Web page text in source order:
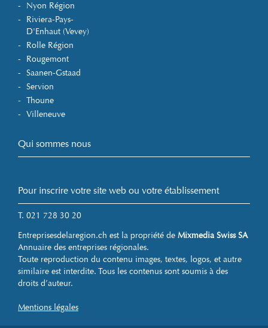
Nyon Région
Riviera-Pays-
D'Enhaut (Vevey)
Rolle Région
Rougemont
Saanen-Gstaad
Servion
Thoune
Villeneuve
Qui sommes nous
Pour inscrire votre site web ou votre établissement
T. 021 728 30 20
Entreprisesdelaregion.ch est la propriété de Mixmedia Swiss SA
Annuaire des entreprises régionales.
Toute reproduction du contenu images, textes, logos, et autre
similaire est interdite. Tous les contenus sont soumis à des
droits d’auteur.
Mentions légales